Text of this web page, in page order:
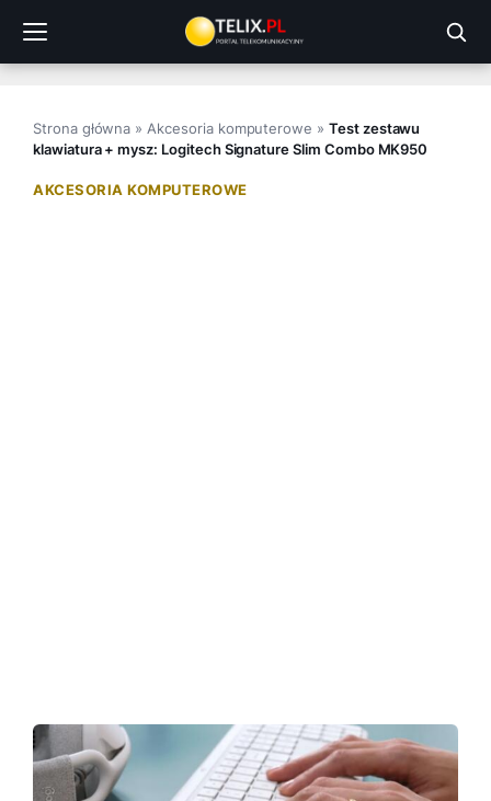
treści
Strona główna » Akcesoria komputerowe » Test zestawu
klawiatura + mysz: Logitech Signature Slim Combo MK950
AKCESORIA KOMPUTEROWE